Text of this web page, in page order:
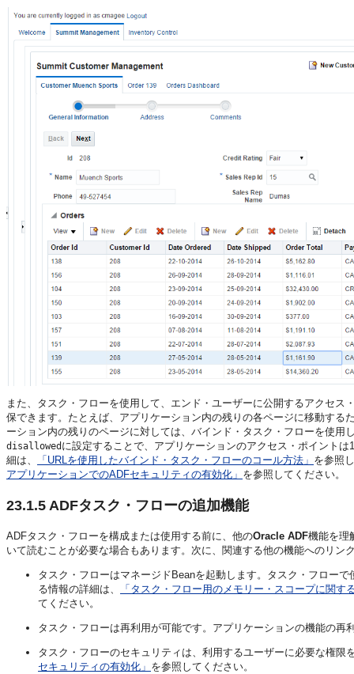
また、タスク・フローを使用して、エンド・ユーザーに公開するアクセス
保できます。たとえば、アプリケーション内の残りの各ページに移動す
ーション内の残りのページに対しては、バインド・タスク・フローを使
disallowed に設定することで、アプリケーションのアクセス・ポイント
細は、
「URLを使用したバインド・タスク・フローのコール方法」 を参照
アプリケーションでのADFセキュリティの有効化」 を参照してください。
23.1.5 ADFタスク・フローの追加機能
ADFタスク・フローを構成または使用する前に、他のOracle ADF機能を理
いて読むことが必要な場合もあります。次に、関連する他の機能へのリン
タスク・フローはマネージドBeanを起動します。タスク・フロー
る情報の詳細は、
「タスク・フロー用のメモリー・スコープに関す
てください。
タスク・フローは再利用が可能です。アプリケーションの機能の再
タスク・フローのセキュリティは、利用するユーザーに必要な権限
セキュリティの有効化」 を参照してください。